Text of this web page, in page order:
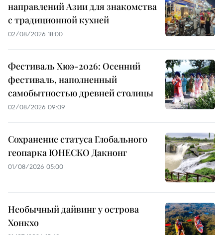
направлений Азии для знакомства
с традиционной кухней
02/08/2026 18:00
Фестиваль Хюэ-2026: Осенний
фестиваль, наполненный
самобытностью древней столицы
02/08/2026 09:09
Сохранение статуса Глобального
геопарка ЮНЕСКО Дакнонг
01/08/2026 05:00
Необычный дайвинг у острова
Хонкхо